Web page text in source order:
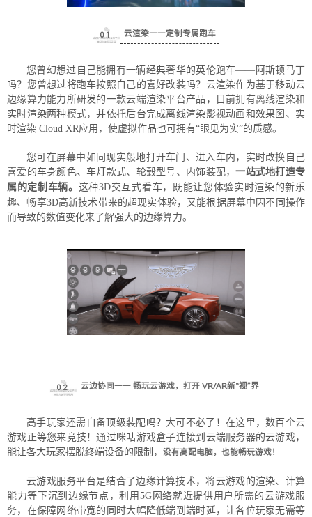
0 1 云渲染——定制专属跑车
您曾幻想过自己能拥有一辆经典奢华的英伦跑车——阿斯顿马丁
吗？您曾想过将跑车按照自己的喜好改装吗？云渲染作为基于移动云
边缘算力能力所研发的一款云端渲染平台产品，目前拥有离线渲染和
实时渲染两种模式，并依托后台完成离线渲染影视动画和效果图、实
时渲染 Cloud XR应用，使虚拟作品也可拥有“眼见为实”的质感。
您可在屏幕中如同现实般地打开车门、进入车内，实时改换自己
喜爱的车身颜色、车灯款式、轮毂型号、内饰装配，一站式地打造专
属的定制车辆。 这种3D交互式看车，既能让您体验实时渲染的新乐
趣、畅享3D高新技术带来的超现实体验，又能根据屏幕中因不同操作
而导致的数值变化来了解强大的边缘算力。
0 2 云边协同—— 畅玩云游戏，打开 VR/AR新“视”界
高手玩家还需自备顶级装配吗？大可不必了！在这里，数百个云
游戏正等您来竞技！通过咪咕游戏盒子连接到云端服务器的云游戏，
能让各大玩家摆脱终端设备的限制， 没有高配电脑，也能畅玩游戏！
云游戏服务平台是结合了边缘计算技术，将云游戏的渲染、计算
能力等下沉到边缘节点，利用5G网络就近提供用户所需的云游戏服
务，在保障网络带宽的同时大幅降低端到端时延，让各位玩家无需等